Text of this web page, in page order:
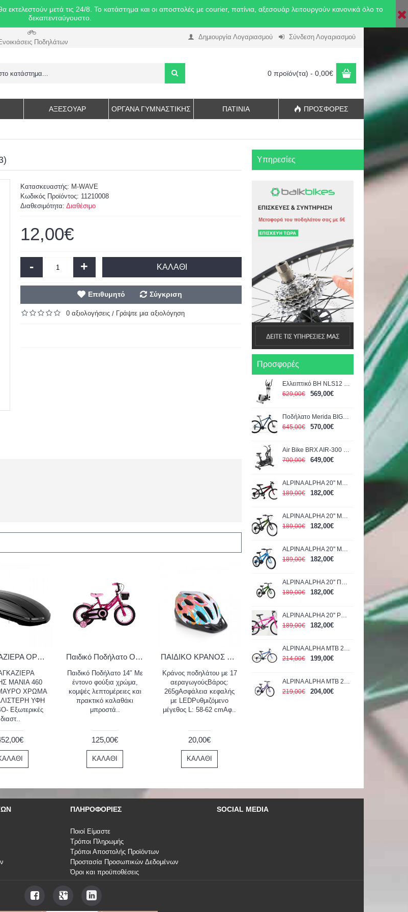
μετά τις 24/8. Το κατάστημα και οι αποστολές με courier, πατίνια, αξεσουάρ λειτουργούν κανονικά όλο το
δεκαπενταύγουστο.
Ποδηλάτων
Δημιουργία Λογαριασμού Σύνδεση Λογαριασμού
0 προϊόν(τα) - 0,00€
ΑΞΕΣΟΥΆΡ ΌΡΓΑΝΑ ΓΥΜΝΑΣΤΙΚΉΣ ΠΑΤΊΝΙΑ ΠΡΟΣΦΟΡΈΣ
Υπηρεσίες
Προσφορές
Ελλειπτικό BH NLS12 Dual
629,00€
569,00€
Ποδήλατο Merida BIG.NINE 15 Μπλε-Μαύρο 29" 2022
645,00€
570,00€
Air Bike BRX AIR-300 Chrono Line TOORX (04-432-205)
700,00€
649,00€
ALPINA ALPHA 20'' ΜΑΥΡΟ-ΚΟΚΚΙΝΟ 1200Α 2026
189,00€
182,00€
ALPINA ALPHA 20'' ΜΑΥΡΟ-ΠΡΑΣΙΝΟ 1200Α 2026
189,00€
182,00€
ALPINA ALPHA 20'' ΜΠΛΕ 1200Α 2026
189,00€
182,00€
ALPINA ALPHA 20'' ΠΡΑΣΙΝΟ 1200Α 2026
189,00€
182,00€
ALPINA ALPHA 20'' ΡΟΖ 1200Α 2022
189,00€
182,00€
ALPINA ALPHA MTB 24'' MAN BLUE 2022
214,00€
199,00€
ALPINA ALPHA MTB 26'' WOMAN PURPLE 1600G 2022
219,00€
204,00€
Κατασκευαστής: M-WAVE
Κωδικός Προϊόντος: 11210008
Διαθεσιμότητα: Διαθέσιμο
12,00€
- + ΚΑΛΆΘΙ
Επιθυμητό Σύγκριση
0 αξιολογήσεις / Γράψτε μια αξιολόγηση
ΜΠΑΓΚΑΖΙΕΡΑ ΟΡΟΦΗΣ MENABO MANIA 460LT (ΜΑΥΡΗ/ΓΥΑΛΙΣΤΕΡΗ - 195X79X36)
MANIA 460
ΜΑΥΡΟ ΧΡΩΜΑ
ΥΦΗ
Εξωτερικές
διαστ..
Παιδικό Ποδήλατο Orient Terry 14" Φούξια 2024
Παιδικό Ποδήλατο 14″ Με
έντονο φούξια χρώμα,
κομψές λεπτομέρειες και
πρακτικό καλαθάκι
μπροστά..
125,00€
ΚΑΛΆΘΙ
ΠΑΙΔΙΚΟ ΚΡΑΝΟΣ BYOX 58-62CM BICYCLE Y02 PINK 3800146227395
Κράνος ποδηλάτου με 17
αεραγωγούςΒάρος:
265gΑσφάλεια κεφαλής
με LEDΡυθμιζόμενο
μέγεθος L: 58-62 cmΑφ..
20,00€
ΚΑΛΆΘΙ
ΠΛΗΡΟΦΟΡΊΕΣ
Ποιοί Είμαστε
Τρόποι Πληρωμής
Τρόποι Αποστολής Προϊόντων
Προστασία Προσωπικών Δεδομένων
Όροι και προϋποθέσεις
SOCIAL MEDIA